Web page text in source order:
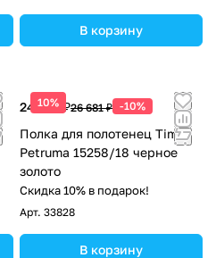
В корзину
10%
24 013 ₽26 681 ₽ -10%
Полка для полотенец Timo
Petruma 15258/18 черное
золото
Скидка 10% в подарок!
Арт. 33828
В корзину